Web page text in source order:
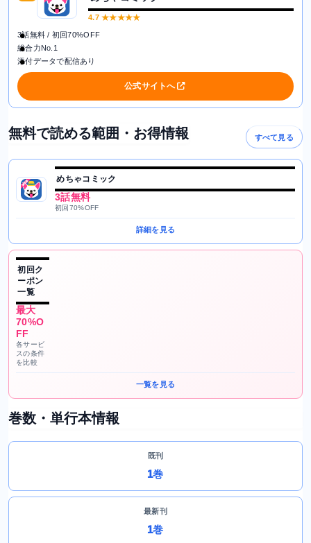
4.7★★★★★
3話無料 / 初回70%OFF
総合力No.1
添付データで配信あり
公式サイトへ
無料で読める範囲・お得情報 すべて見る
めちゃコミック
3話無料
初回70%OFF
詳細を見る
初回ク
ーポン
一覧
最大
70%O
FF
各サービ
スの条件
を比較
一覧を見る
巻数・単行本情報
既刊
1巻
最新刊
1巻